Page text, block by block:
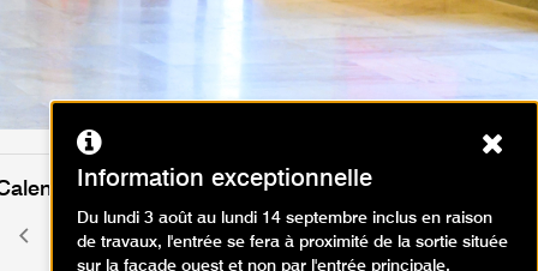
des événements
septembre 2025
Mois
précédent
Mois
suivant
Information exceptionnelle
Du lundi 3 août au lundi 14 septembre inclus en raison
de travaux, l'entrée se fera à proximité de la sortie située
sur la façade ouest et non par l'entrée principale.